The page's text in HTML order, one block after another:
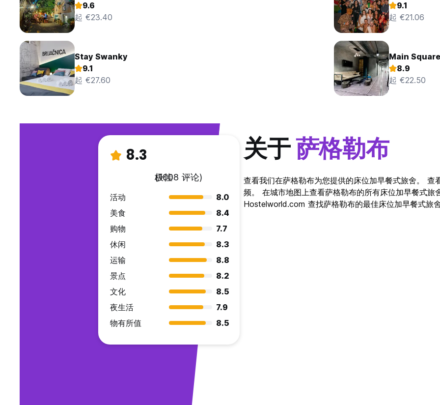
9.6
起 €23.40
9.1
起 €21.06
Stay Swanky
9.1
起 €27.60
Main Square
8.9
起 €22.50
8.3
极佳
(1008 评论)
活动
8.0
美食
8.4
购物
7.7
休闲
8.3
运输
8.8
景点
8.2
文化
8.5
夜生活
7.9
物有所值
8.5
关于萨格勒布
查看我们在萨格勒布为您提供的床位加早餐式旅舍。
频。 在城市地图上查看萨格勒布的所有床位加早餐式
Hostelworld.com 查找萨格勒布的最佳床位加早餐式旅